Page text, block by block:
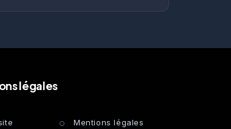
légales
Mentions légales